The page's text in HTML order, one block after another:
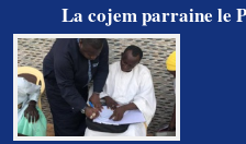
La cojem parraine le